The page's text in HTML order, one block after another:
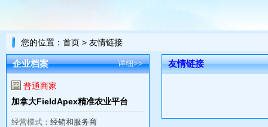
您的位置： 首页 > 友情链接
企业档案 详细>>
普通商家
加拿大FieldApex精准农业平台
经营模式： 经销和服务商
友情链接